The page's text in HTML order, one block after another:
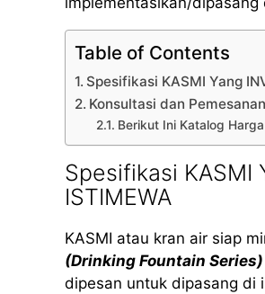
Table of Contents
Spesifikasi KASMI Yang
Konsultasi dan
Berikut Ini Katalog
Spesifikasi KASMI
ISTIMEWA
KASMI atau kran air siap
(Drinking Fountain Series)
dipesan untuk dipasang di